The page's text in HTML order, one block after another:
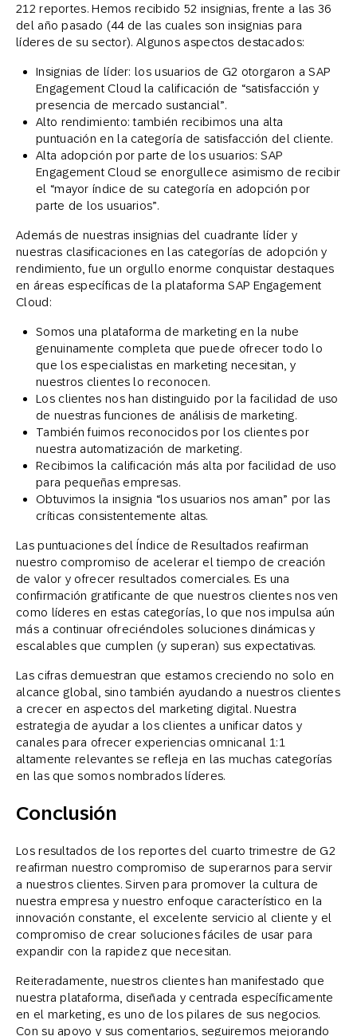
212 reportes. Hemos recibido 52 insignias, frente a las 36
del año pasado (44 de las cuales son insignias para
líderes de su sector). Algunos aspectos destacados:
Insignias de líder: los usuarios de G2 otorgaron a SAP
Engagement Cloud la calificación de “satisfacción y
presencia de mercado sustancial”.
Alto rendimiento: también recibimos una alta
puntuación en la categoría de satisfacción del cliente.
Alta adopción por parte de los usuarios: SAP
Engagement Cloud se enorgullece asimismo de recibir
el “mayor índice de su categoría en adopción por
parte de los usuarios”.
Además de nuestras insignias del cuadrante líder y
nuestras clasificaciones en las categorías de adopción y
rendimiento, fue un orgullo enorme conquistar destaques
en áreas específicas de la plataforma SAP Engagement
Cloud:
Somos una plataforma de marketing en la nube
genuinamente completa que puede ofrecer todo lo
que los especialistas en marketing necesitan, y
nuestros clientes lo reconocen.
Los clientes nos han distinguido por la facilidad de uso
de nuestras funciones de análisis de marketing.
También fuimos reconocidos por los clientes por
nuestra automatización de marketing.
Recibimos la calificación más alta por facilidad de uso
para pequeñas empresas.
Obtuvimos la insignia “los usuarios nos aman” por las
críticas consistentemente altas.
Las puntuaciones del Índice de Resultados reafirman
nuestro compromiso de acelerar el tiempo de creación
de valor y ofrecer resultados comerciales. Es una
confirmación gratificante de que nuestros clientes nos ven
como líderes en estas categorías, lo que nos impulsa aún
más a continuar ofreciéndoles soluciones dinámicas y
escalables que cumplen (y superan) sus expectativas.
Las cifras demuestran que estamos creciendo no solo en
alcance global, sino también ayudando a nuestros clientes
a crecer en aspectos del marketing digital. Nuestra
estrategia de ayudar a los clientes a unificar datos y
canales para ofrecer experiencias omnicanal 1:1
altamente relevantes se refleja en las muchas categorías
en las que somos nombrados líderes.
Conclusión
Los resultados de los reportes del cuarto trimestre de G2
reafirman nuestro compromiso de superarnos para servir
a nuestros clientes. Sirven para promover la cultura de
nuestra empresa y nuestro enfoque característico en la
innovación constante, el excelente servicio al cliente y el
compromiso de crear soluciones fáciles de usar para
expandir con la rapidez que necesitan.
Reiteradamente, nuestros clientes han manifestado que
nuestra plataforma, diseñada y centrada específicamente
en el marketing, es uno de los pilares de sus negocios.
Con su apoyo y sus comentarios, seguiremos mejorando